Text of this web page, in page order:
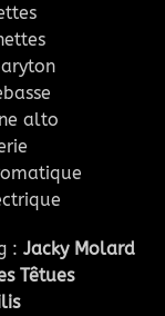
alto
: Jacky Molard
Têtues